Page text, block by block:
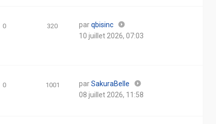
0 320 parqbisinc
10 juillet 2026, 07:03
0 1001 parSakuraBelle
08 juillet 2026, 11:58